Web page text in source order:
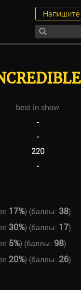
best in show
-
-
220
-
17%) (баллы: 38)
30%) (баллы: 17)
5%) (баллы: 98)
20%) (баллы: 26)